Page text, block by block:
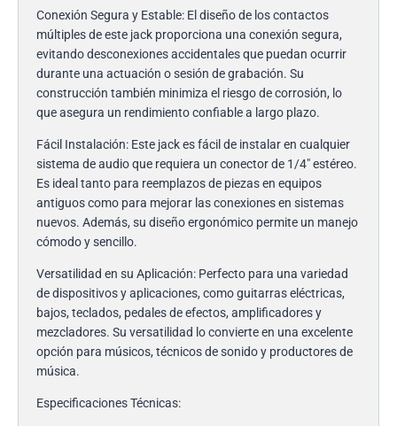
Conexión Segura y Estable: El diseño de los contactos
múltiples de este jack proporciona una conexión segura,
evitando desconexiones accidentales que puedan ocurrir
durante una actuación o sesión de grabación. Su
construcción también minimiza el riesgo de corrosión, lo
que asegura un rendimiento confiable a largo plazo.
Fácil Instalación: Este jack es fácil de instalar en cualquier
sistema de audio que requiera un conector de 1/4″ estéreo.
Es ideal tanto para reemplazos de piezas en equipos
antiguos como para mejorar las conexiones en sistemas
nuevos. Además, su diseño ergonómico permite un manejo
cómodo y sencillo.
Versatilidad en su Aplicación: Perfecto para una variedad
de dispositivos y aplicaciones, como guitarras eléctricas,
bajos, teclados, pedales de efectos, amplificadores y
mezcladores. Su versatilidad lo convierte en una excelente
opción para músicos, técnicos de sonido y productores de
música.
Especificaciones Técnicas: